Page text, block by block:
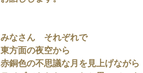
みなさん　それぞれで
東方面の夜空から
赤銅色の不思議な月を見上げながら